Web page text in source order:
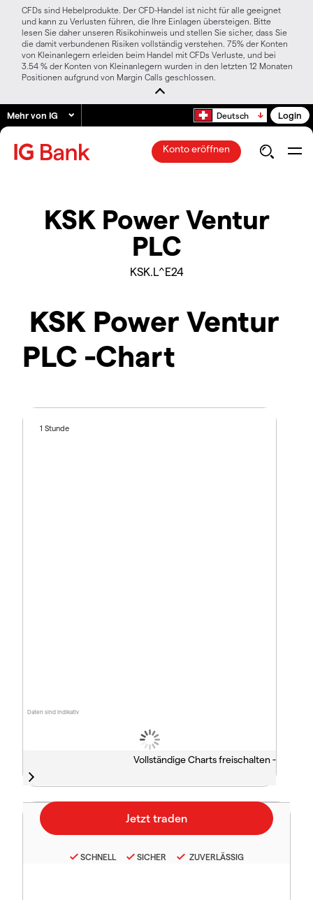
CFDs sind Hebelprodukte. Der CFD-Handel ist nicht für alle geeignet
und kann zu Verlusten führen, die Ihre Einlagen übersteigen. Bitte
lesen Sie daher unseren Risikohinweis und stellen Sie sicher, dass Sie
die damit verbundenen Risiken vollständig verstehen. 75% der Konten
von Kleinanlegern erleiden beim Handel mit CFDs Verluste, und bei
3.54 % der Konten von Kleinanlegern wurden in den letzten 12 Monaten
Positionen aufgrund von Margin Calls geschlossen.
Mehr von IG Deutsch Login
Konto eröffnen
KSK Power Ventur
PLC
KSK.L^E24
KSK Power Ventur
PLC -Chart
Daten sind indikativ
1 Stunde
Vollständige Charts freischalten -
SCHNELL SICHER ZUVERLÄSSIG